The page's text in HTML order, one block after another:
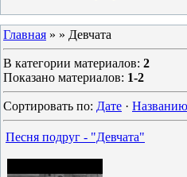
Главная » » Девчата
В категории материалов: 2
Показано материалов: 1-2
Сортировать по: Дате · Названию
Песня подруг - "Девчата"